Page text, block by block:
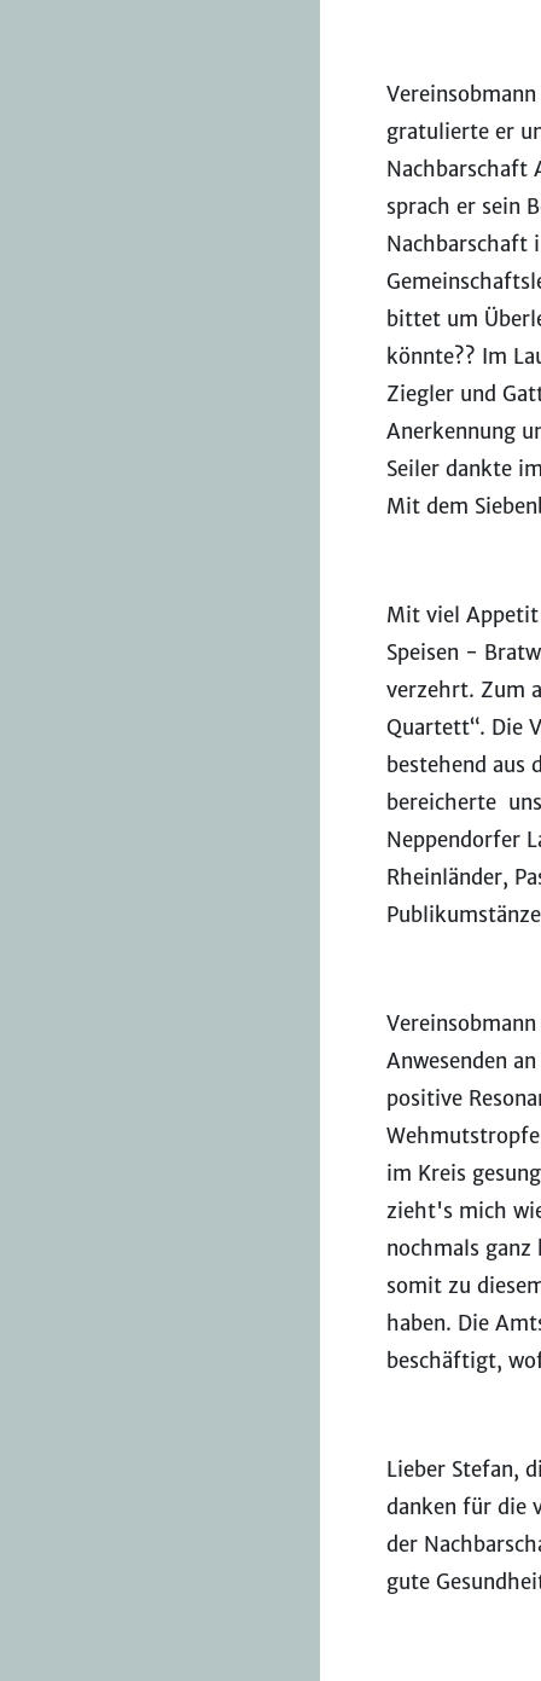
gratulierte er
Nachbarschaft
sprach er sein
Nachbarschaft
bittet um
könnte?? Im
Ziegler und
Anerkennung
Seiler dankte
Mit dem
Mit viel Appetit
Speisen -
verzehrt. Zum
Quartett“. Die
bestehend aus
bereicherte
Neppendorfer
Rheinländer,
Anwesenden
positive
im Kreis
zieht's mich
nochmals
somit zu
haben. Die
beschäftigt,
Lieber Stefan,
danken für die
der
gute